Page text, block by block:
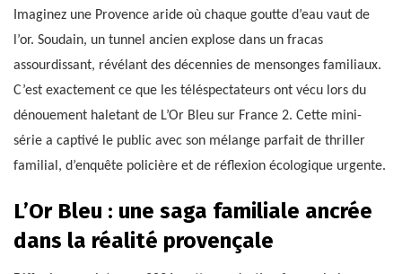
Imaginez une Provence aride où chaque goutte d’eau vaut de
l’or. Soudain, un tunnel ancien explose dans un fracas
assourdissant, révélant des décennies de mensonges familiaux.
C’est exactement ce que les téléspectateurs ont vécu lors du
dénouement haletant de L’Or Bleu sur France 2. Cette mini-
série a captivé le public avec son mélange parfait de thriller
familial, d’enquête policière et de réflexion écologique urgente.
L’Or Bleu : une saga familiale ancrée
dans la réalité provençale